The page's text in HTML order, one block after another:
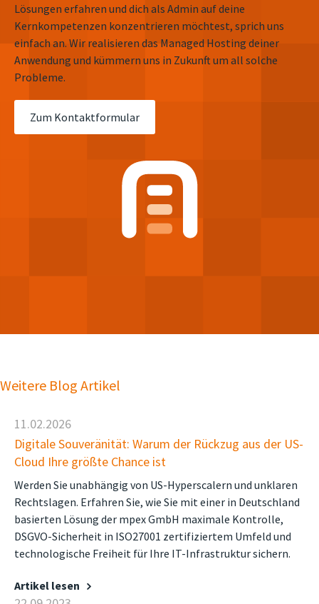
Lösungen erfahren und dich als Admin auf deine
Kernkompetenzen konzentrieren möchtest, sprich uns
einfach an. Wir realisieren das Managed Hosting deiner
Anwendung und kümmern uns in Zukunft um all solche
Probleme.
Zum Kontaktformular
Weitere Blog Artikel
11.02.2026
Digitale Souveränität: Warum der Rückzug aus der US-
Cloud Ihre größte Chance ist
Werden Sie unabhängig von US-Hyperscalern und unklaren
Rechtslagen. Erfahren Sie, wie Sie mit einer in Deutschland
basierten Lösung der mpex GmbH maximale Kontrolle,
DSGVO-Sicherheit in ISO27001 zertifiziertem Umfeld und
technologische Freiheit für Ihre IT-Infrastruktur sichern.
Artikel lesen